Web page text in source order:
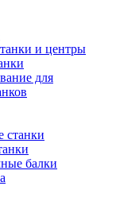
и центры
для
станки
балки